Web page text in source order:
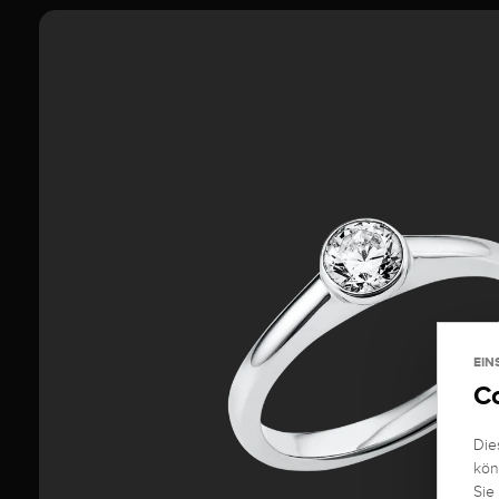
Sie